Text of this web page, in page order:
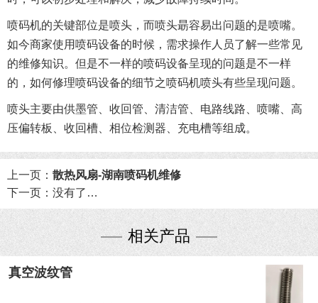
喷码机的关键部位是喷头，而喷头朂容易出问题的是喷嘴。
如今商家使用喷码设备的时候，需求操作人员了解一些常见
的维修知识。但是不一样的喷码设备呈现的问题是不一样
的，如何修理喷码设备的细节之喷码机喷头有些呈现问题。
喷头主要由供墨管、收回管、清洁管、电路线路、喷嘴、高
压偏转板、收回槽、相位检测器、充电槽等组成。
上一页： 散热风扇-湖南喷码机维修
下一页： 没有了…
相关产品
真空波纹管